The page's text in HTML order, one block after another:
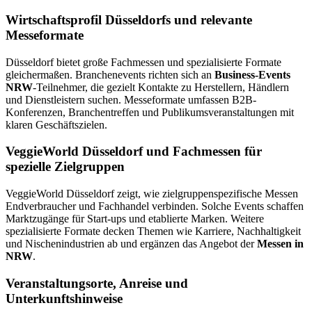
Wirtschaftsprofil Düsseldorfs und relevante
Messeformate
Düsseldorf bietet große Fachmessen und spezialisierte Formate
gleichermaßen. Branchenevents richten sich an Business-Events
NRW-Teilnehmer, die gezielt Kontakte zu Herstellern, Händlern
und Dienstleistern suchen. Messeformate umfassen B2B-
Konferenzen, Branchentreffen und Publikumsveranstaltungen mit
klaren Geschäftszielen.
VeggieWorld Düsseldorf und Fachmessen für
spezielle Zielgruppen
VeggieWorld Düsseldorf zeigt, wie zielgruppenspezifische Messen
Endverbraucher und Fachhandel verbinden. Solche Events schaffen
Marktzugänge für Start-ups und etablierte Marken. Weitere
spezialisierte Formate decken Themen wie Karriere, Nachhaltigkeit
und Nischenindustrien ab und ergänzen das Angebot derMessen in
NRW.
Veranstaltungsorte, Anreise und
Unterkunftshinweise